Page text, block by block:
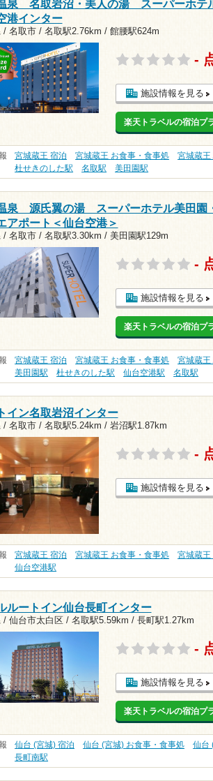
泉 名取岩沼・美人の湯 スーパーホテ
港インター
/ 名取市 / 名取駅2.76km / 館腰駅624m
-
施設情報を見る
楽天トラベルの宿泊プ
宮城蔵王 宿泊 宮城蔵王 お食事・食事処 宮城蔵王
杜せきのした駅
名取駅 美田園駅
泉 源氏翼の湯 スーパーホテル美田園
アポート＜仙台空港＞
/ 名取市 / 名取駅3.30km / 美田園駅129m
-
施設情報を見る
楽天トラベルの宿泊プ
宮城蔵王 宿泊 宮城蔵王 お食事・食事処 宮城蔵王
美田園駅
杜せきのした駅 仙台空港駅 名取駅
イン名取岩沼インター
/ 名取市 / 名取駅5.24km / 岩沼駅1.87km
-
施設情報を見る
宮城蔵王 宿泊 宮城蔵王 お食事・食事処 宮城蔵王
仙台空港駅
ルートイン仙台長町インター
/ 仙台市太白区 / 名取駅5.59km / 長町駅1.27km
-
施設情報を見る
楽天トラベルの宿泊プ
仙台 (宮城) 宿泊 仙台 (宮城) お食事・食事処 仙台
長町南駅